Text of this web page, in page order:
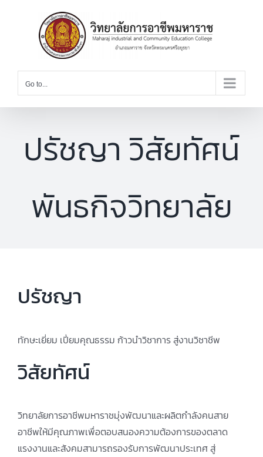
Go to...
ปรัชญา วิสัยทัศน์
พันธกิจวิทยาลัย
ปรัชญา
ทักษะเยี่ยม เปี่ยมคุณธรรม ก้าวนำวิชาการ สู่งานวิชาชีพ
วิสัยทัศน์
วิทยาลัยการอาชีพมหาราชมุ่งพัฒนาและผลิตกำลังคนสาย
อาชีพให้มีคุณภาพเพื่อตอบสนองความต้องการของตลาด
แรงงานและสังคมสามารถรองรับการพัฒนาประเทศ สู่